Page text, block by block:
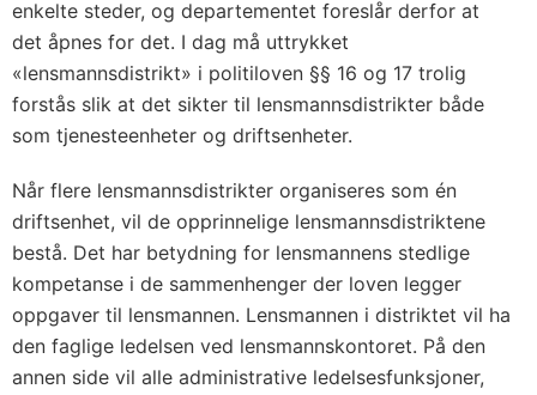
enkelte steder, og departementet foreslår derfor at
det åpnes for det. I dag må uttrykket
«lensmannsdistrikt» i politiloven §§ 16 og 17 trolig
forstås slik at det sikter til lensmannsdistrikter både
som tjenesteenheter og driftsenheter.
Når flere lensmannsdistrikter organiseres som én
driftsenhet, vil de opprinnelige lensmannsdistriktene
bestå. Det har betydning for lensmannens stedlige
kompetanse i de sammenhenger der loven legger
oppgaver til lensmannen. Lensmannen i distriktet vil ha
den faglige ledelsen ved lensmannskontoret. På den
annen side vil alle administrative ledelsesfunksjoner,